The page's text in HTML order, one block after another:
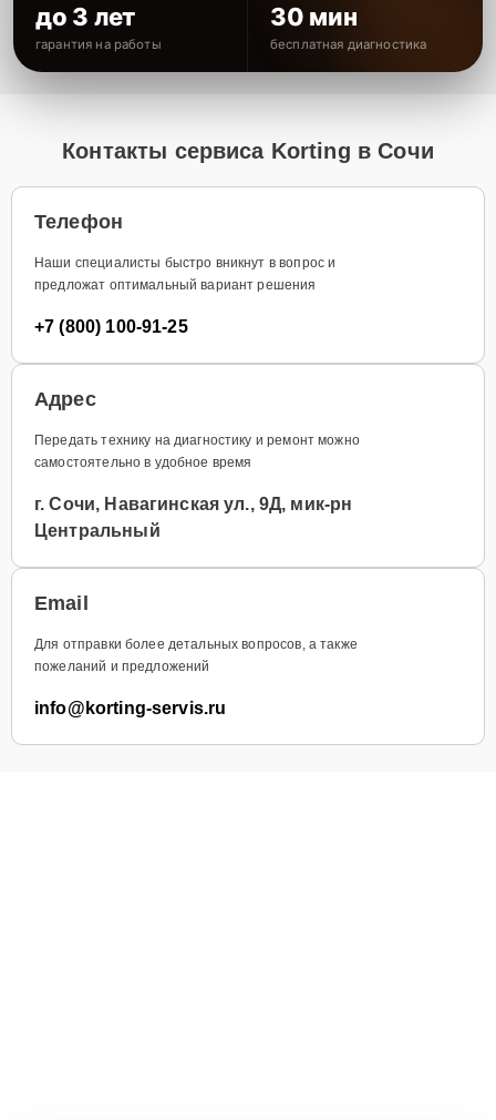
до 3 лет
гарантия на работы
30 мин
бесплатная диагностика
Контакты сервиса Korting в Сочи
Телефон
Наши специалисты быстро вникнут в вопрос и
предложат оптимальный вариант решения
+7 (800) 100-91-25
Адрес
Передать технику на диагностику и ремонт можно
самостоятельно в удобное время
г. Сочи, Навагинская ул., 9Д, мик-рн
Центральный
Email
Для отправки более детальных вопросов, а также
пожеланий и предложений
info@korting-servis.ru